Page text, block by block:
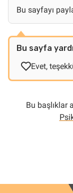
Bu sayfayı
Bu sayfa
Evet,
Bu başlıklar